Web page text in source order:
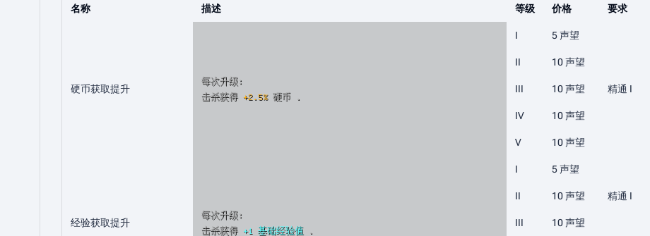
名称 描述 等级 价格 要求
硬币获取提升
每次升级:
击杀获得 +2.5% 硬币 .
I 5 声望
精通 I
II 10 声望
III 10 声望
IV 10 声望
V 10 声望
经验获取提升
每次升级:
击杀获得 +1 基础经验值
I 5 声望
精通 I
II 10 声望
III 10 声望